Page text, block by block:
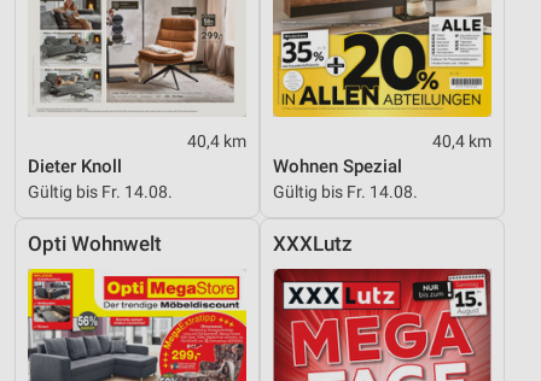
40,4 km
Dieter Knoll
Gültig bis Fr. 14.08.
40,4 km
Wohnen Spezial
Gültig bis Fr. 14.08.
Opti Wohnwelt XXXLutz